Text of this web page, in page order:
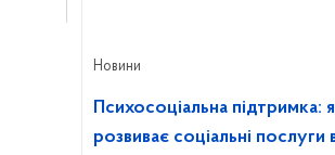
Новини
Психосоціальна підтримка:
розвиває соціальні послуги